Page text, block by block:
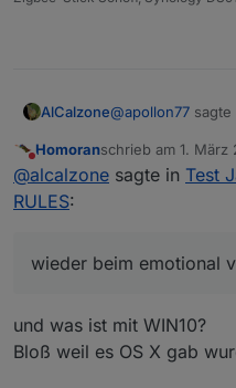
AlCalzone@apollon77 sagte
Die 5.0.0 zeigt
Nicht stören
Homoranschrieb am 1. März
zuletzt editiert von
@alcalzone sagte in Test
RULES:
wieder beim emotional
und was ist mit WIN10?
Bloß weil es OS X gab